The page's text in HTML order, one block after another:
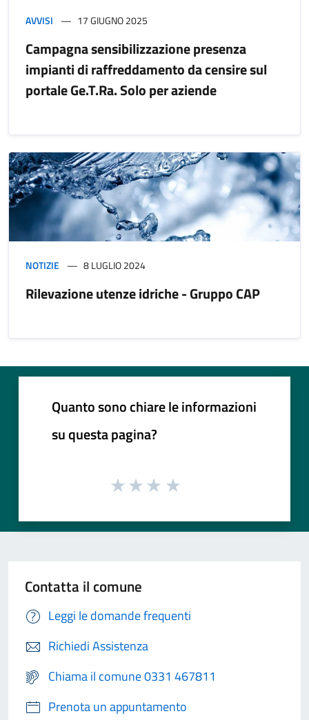
AVVISI 17 GIUGNO 2025
Campagna sensibilizzazione presenza
impianti di raffreddamento da censire sul
portale Ge.T.Ra. Solo per aziende
NOTIZIE 8 LUGLIO 2024
Rilevazione utenze idriche - Gruppo CAP
Quanto sono chiare le informazioni
su questa pagina?
Contatta il comune
Leggi le domande frequenti
Richiedi Assistenza
Chiama il comune 0331 467811
Prenota un appuntamento